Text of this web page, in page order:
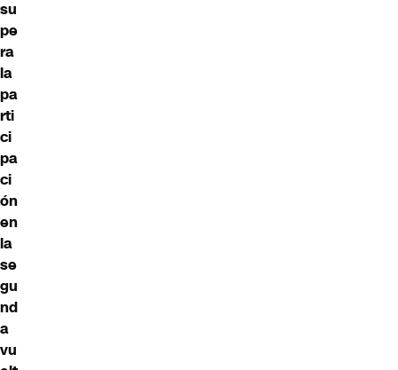
su
pe
ra
la
pa
rti
ci
pa
ci
ón
en
la
se
gu
nd
a
vu